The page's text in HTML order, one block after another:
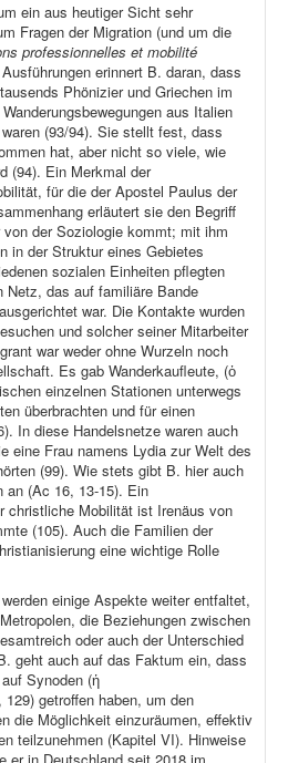
ein aus heutiger Sicht sehr
Fragen der Migration (und um die
professionnelles et mobilité
erinnert B. daran, dass
Phönizier und Griechen im
aus Italien
(93/94). Sie stellt fest, dass
hat, aber nicht so viele, wie
(94). Ein Merkmal der
für die der Apostel Paulus der
erläutert sie den Begriff
von der Soziologie kommt; mit ihm
in der Struktur eines Gebietes
sozialen Einheiten pflegten
Netz, das auf familiäre Bande
war. Die Kontakte wurden
und solcher seiner Mitarbeiter
war weder ohne Wurzeln noch
Es gab Wanderkaufleute, (ὁ
einzelnen Stationen unterwegs
überbrachten und für einen
In diese Handelsnetze waren auch
eine Frau namens Lydia zur Welt des
(99). Wie stets gibt B. hier auch
an (Ac 16, 13-15). Ein
christliche Mobilität ist Irenäus von
(105). Auch die Familien der
eine wichtige Rolle
einige Aspekte weiter entfaltet,
die Beziehungen zwischen
oder auch der Unterschied
geht auch auf das Faktum ein, dass
Synoden (ἡ
getroffen haben, um den
die Möglichkeit einzuräumen, effektiv
teilzunehmen (Kapitel VI). Hinweise